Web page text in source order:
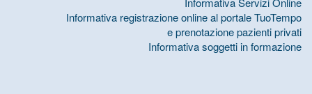
Informativa registrazione online al portale TuoTempo
e prenotazione pazienti privati
Informativa soggetti in formazione